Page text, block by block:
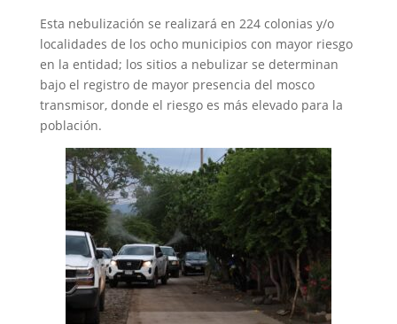
Esta nebulización se realizará en 224 colonias y/o
localidades de los ocho municipios con mayor riesgo
en la entidad; los sitios a nebulizar se determinan
bajo el registro de mayor presencia del mosco
transmisor, donde el riesgo es más elevado para la
población.